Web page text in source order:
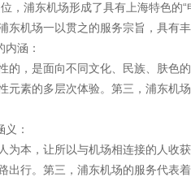
，浦东机场形成了具有上海特色的
东机场一以贯之的服务宗旨，具有
涵：
的，是面向不同文化、民族、肤色
元素的多层次体验。第三，浦东机
：
为本，让所以与机场相连接的人收
出行。第三，浦东机场的服务代表